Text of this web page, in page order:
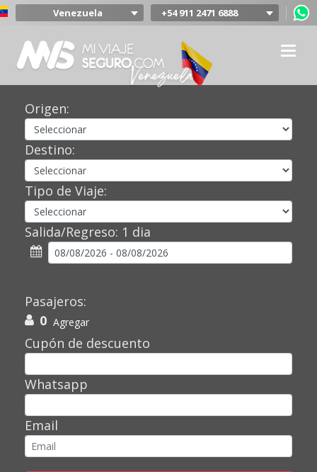
+54 911 2471 6888
Venezuela
Colombia
Mexico
Peru
Origen:
Destino:
Tipo de Viaje:
Salida/Regreso: 1 dia
Pasajeros:
0 Agregar
Cupón de descuento
Whatsapp
Email